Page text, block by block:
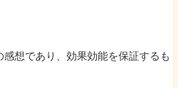
感想であり、効果効能を保証するも